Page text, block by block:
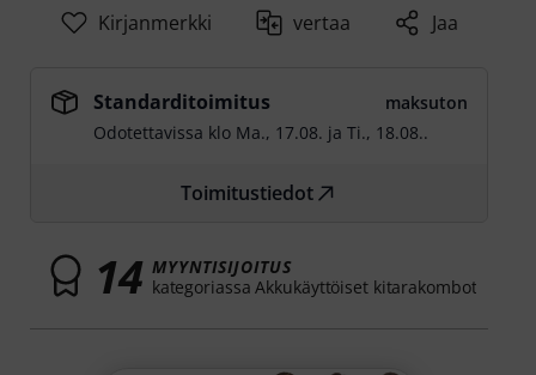
Kirjanmerkki vertaa Jaa
Standarditoimitus
maksuton
Odotettavissa klo Ma., 17.08. jaTi., 18.08..
Toimitustiedot
14 MYYNTISIJOITUS
kategoriassa Akkukäyttöiset kitarakombot